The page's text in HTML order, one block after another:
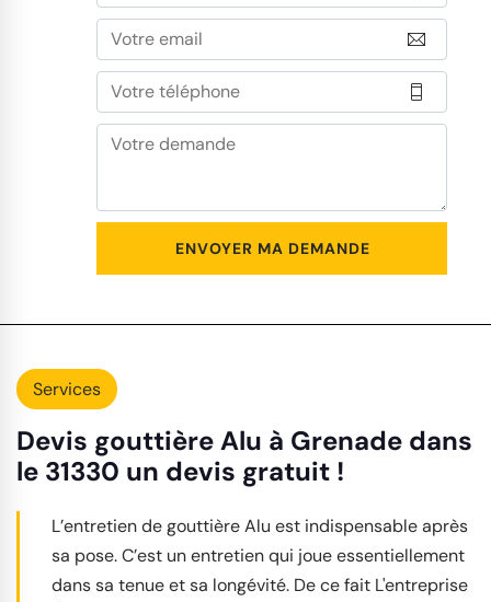
Services
Devis gouttière Alu à Grenade dans
le 31330 un devis gratuit !
L’entretien de gouttière Alu est indispensable après
sa pose. C’est un entretien qui joue essentiellement
dans sa tenue et sa longévité. De ce fait L'entreprise